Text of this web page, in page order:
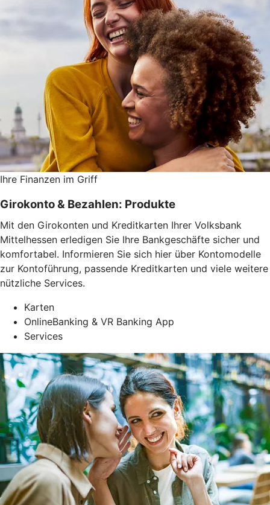
Ihre Finanzen im Griff
Girokonto & Bezahlen: Produkte
Mit den Girokonten und Kreditkarten Ihrer Volksbank
Mittelhessen erledigen Sie Ihre Bankgeschäfte sicher und
komfortabel. Informieren Sie sich hier über Kontomodelle
zur Kontoführung, passende Kreditkarten und viele weitere
nützliche Services.
Karten
OnlineBanking & VR Banking App
Services